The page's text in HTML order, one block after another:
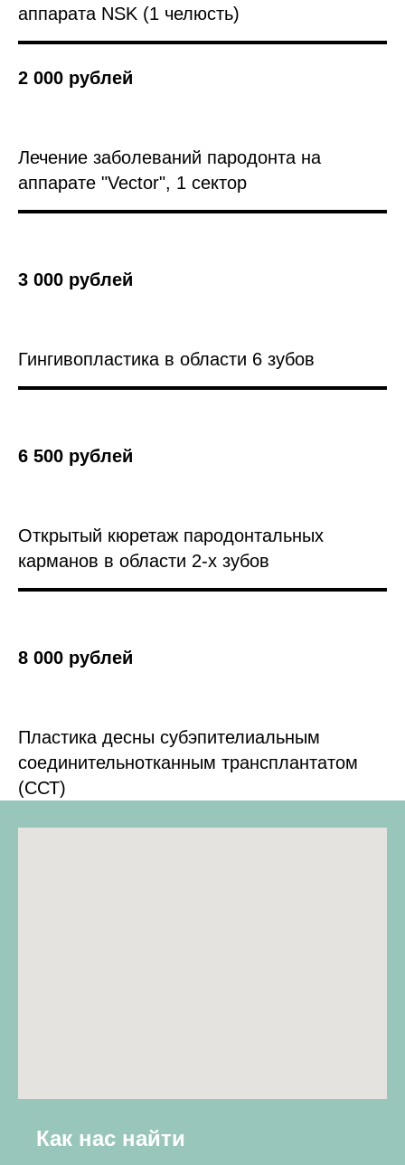
аппарата NSK (1 челюсть)
2 000 рублей
Лечение заболеваний пародонта на
аппарате "Vector", 1 сектор
3 000 рублей
Гингивопластика в области 6 зубов
6 500 рублей
Открытый кюретаж пародонтальных
карманов в области 2-х зубов
8 000 рублей
Пластика десны субэпителиальным
соединительнотканным трансплантатом
(ССТ)
Как нас найти